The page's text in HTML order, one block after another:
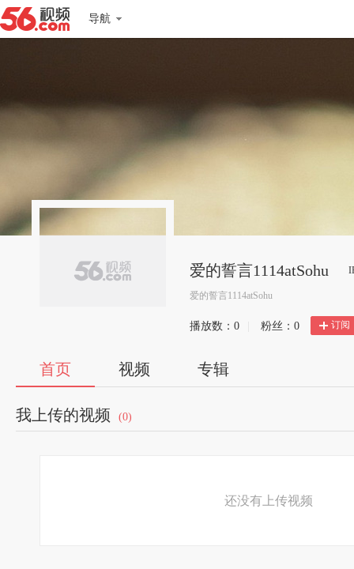
导航
爱的誓言1114atSohu
爱的誓言1114atSohu
播放数： 0 粉丝： 0 订阅
首页 视频 专辑
我上传的视频 (0)
还没有上传视频